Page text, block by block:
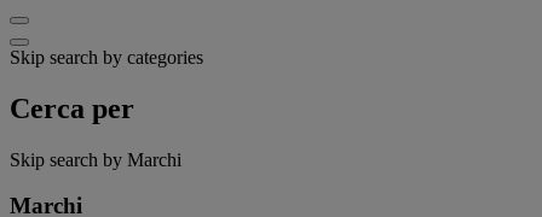
Skip search by categories
Cerca per
Skip search by Marchi
Marchi